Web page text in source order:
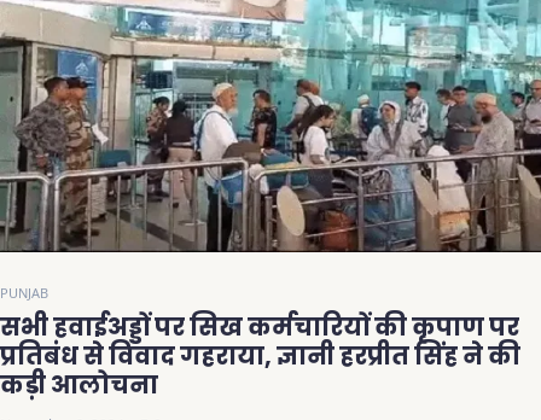
PUNJAB
सभी हवाईअड्डों पर सिख कर्मचारियों की कृपाण पर
प्रतिबंध से विवाद गहराया, ज्ञानी हरप्रीत सिंह ने की
कड़ी आलोचना